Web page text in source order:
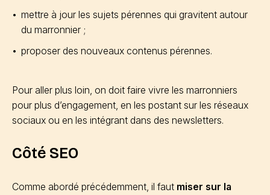
mettre à jour les sujets pérennes qui gravitent autour
du marronnier ;
proposer des nouveaux contenus pérennes.
Pour aller plus loin, on doit faire vivre les marronniers
pour plus d’engagement, en les postant sur les réseaux
sociaux ou en les intégrant dans des newsletters.
Côté SEO
Comme abordé précédemment, il faut miser sur la